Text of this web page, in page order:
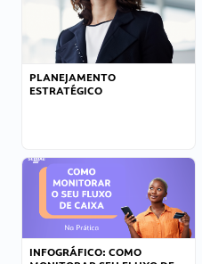
PLANEJAMENTO
ESTRATÉGICO
INFOGRÁFICO: COMO